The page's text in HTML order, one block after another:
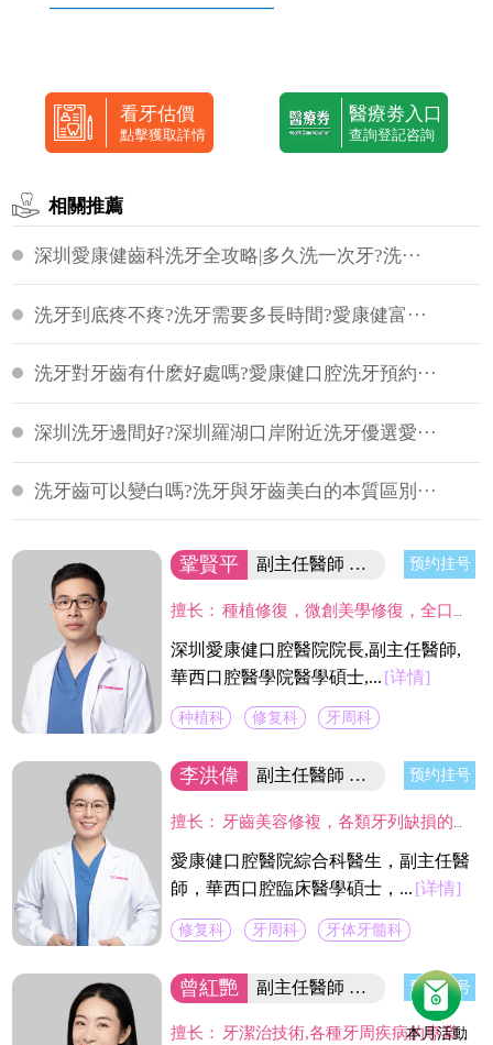
本月活動
————————————
看牙估價
點擊獲取詳情
醫療劵入口
查詢登記咨詢
相關推薦
深圳愛康健齒科洗牙全攻略|多久洗一次牙?洗···
洗牙到底疼不疼?洗牙需要多長時間?愛康健富···
洗牙對牙齒有什麽好處嗎?愛康健口腔洗牙預約···
深圳洗牙邊間好?深圳羅湖口岸附近洗牙優選愛···
洗牙齒可以變白嗎?洗牙與牙齒美白的本質區別···
鞏賢平 副主任醫師 醫院院長/碩士 预约挂号
擅长： 種植修復，微創美學修復，全口咬合重建等；熟練應用口腔顯微鏡並在顯微放大設備下進行種植手術、牙周美學手術及各類修復操作。熟練處理牙周病及牙體缺失、四環素、氟斑牙的全口美學修復工作，對於顯微治療有深入研究，具有豐富的口腔全科診療經驗。
深圳愛康健口腔醫院院長,副主任醫師,
華西口腔醫學院醫學碩士,... [详情]
种植科 修复科 牙周科
李洪偉 副主任醫師 口腔醫學碩士 预约挂号
擅长： 牙齒美容修複，各類牙列缺損的固定及活動義齒的修複、鑄造支架式可摘局部義齒、 數字化修複、種植上部義齒修複等。在口腔數字化修複、口腔色度學、口腔仿生材料等領域進行過深入研究，成績顯著。
愛康健口腔醫院綜合科醫生，副主任醫
師，華西口腔臨床醫學碩士，... [详情]
修复科 牙周科 牙体牙髓科
曾紅艷 副主任醫師 集团牙周學科帶頭人 预约挂号
擅长： 牙潔治技術,各種牙周疾病的專業治療及手術治療(翻瓣術及牙周引導骨組織再造術,龈切除術)及種植體周圍感染疾病的治療。